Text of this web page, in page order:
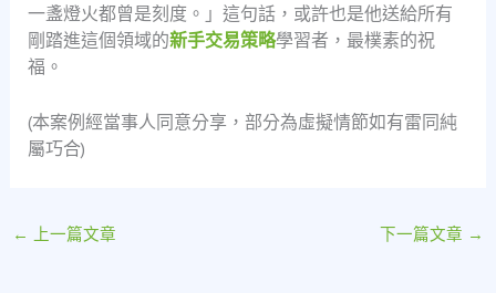
一盞燈火都曾是刻度。」這句話，或許也是他送給所有
剛踏進這個領域的新手交易策略學習者，最樸素的祝
福。
(本案例經當事人同意分享，部分為虛擬情節如有雷同純
屬巧合)
← 上一篇文章 下一篇文章 →